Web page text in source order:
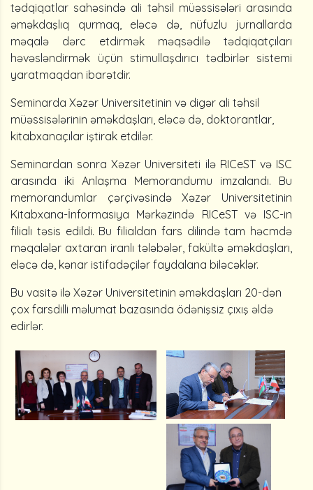
tədqiqatlar sahəsində ali təhsil müəssisələri arasında
əməkdaşlıq qurmaq, eləcə də, nüfuzlu jurnallarda
məqalə dərc etdirmək məqsədilə tədqiqatçıları
həvəsləndirmək üçün stimullaşdırıcı tədbirlər sistemi
yaratmaqdan ibarətdir.
Seminarda Xəzər Universitetinin və digər ali təhsil
müəssisələrinin əməkdaşları, eləcə də, doktorantlar,
kitabxanaçılar iştirak etdilər.
Seminardan sonra Xəzər Universiteti ilə RICeST və ISC
arasında iki Anlaşma Memorandumu imzalandı. Bu
memorandumlar çərçivəsində Xəzər Universitetinin
Kitabxana-İnformasiya Mərkəzində RICeST və ISC-in
filialı təsis edildi. Bu filialdan fars dilində tam həcmdə
məqalələr axtaran iranlı tələbələr, fakültə əməkdaşları,
eləcə də, kənar istifadəçilər faydalana biləcəklər.
Bu vasitə ilə Xəzər Universitetinin əməkdaşları 20-dən
çox farsdilli məlumat bazasında ödənişsiz çıxış əldə
edirlər.